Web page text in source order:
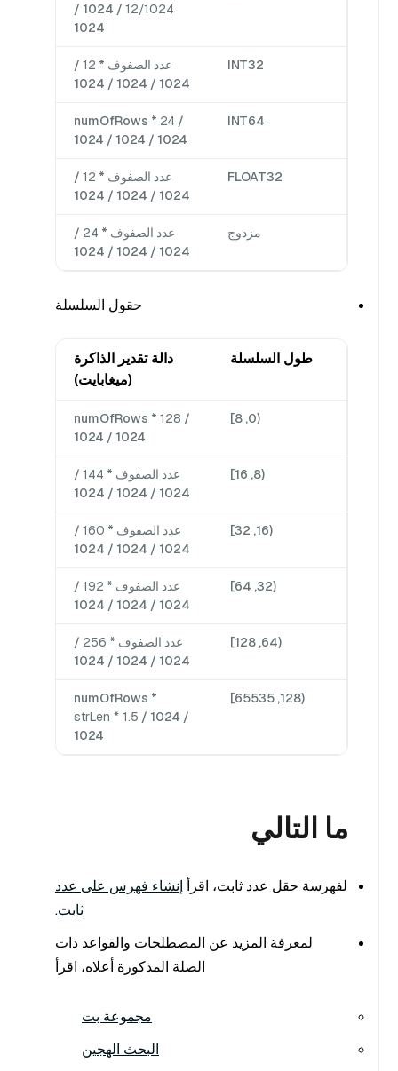
12/1024
/ 1024 /
1024
INT32 عدد الصفوف * 12
/
1024 / 1024 / 1024
INT64
numOfRows * 24 /
1024 / 1024 / 1024
FLOAT32 عدد الصفوف * 12
/
1024 / 1024 / 1024
مزدوج عدد الصفوف * 24
/
1024 / 1024 / 1024
حقول السلسلة
طول السلسلة
دالة تقدير الذاكرة
(ميغابايت)
(0, 8]
numOfRows * 128 /
1024 / 1024
(8, 16] عدد الصفوف * 144
/
1024 / 1024 / 1024
(16, 32] عدد الصفوف * 160
/
1024 / 1024 / 1024
(32, 64] عدد الصفوف * 192
/
1024 / 1024 / 1024
(64, 128] عدد الصفوف * 256
/
1024 / 1024 / 1024
(128, 65535]
numOfRows *
strLen * 1.5 / 1024 /
1024
ما التالي
لفهرسة حقل عدد ثابت، اقرأ إنشاء فهرس على عدد
ثابت.
لمعرفة المزيد عن المصطلحات والقواعد ذات
الصلة المذكورة أعلاه، اقرأ
مجموعة بت
البحث الهجين